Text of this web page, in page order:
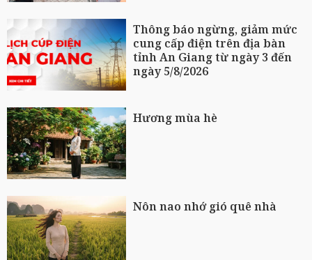
Thông báo ngừng, giảm mức
cung cấp điện trên địa bàn
tỉnh An Giang từ ngày 3 đến
ngày 5/8/2026
Hương mùa hè
Nôn nao nhớ gió quê nhà